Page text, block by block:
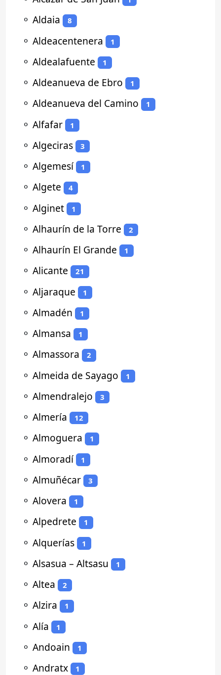
⚬ Aldaia 8
⚬ Aldeacentenera 1
⚬ Aldealafuente 1
⚬ Aldeanueva de Ebro 1
⚬ Aldeanueva del Camino 1
⚬ Alfafar 1
⚬ Algeciras 3
⚬ Algemesí 1
⚬ Algete 4
⚬ Alginet 1
⚬ Alhaurín de la Torre 2
⚬ Alhaurín El Grande 1
⚬ Alicante 21
⚬ Aljaraque 1
⚬ Almadén 1
⚬ Almansa 1
⚬ Almassora 2
⚬ Almeida de Sayago 1
⚬ Almendralejo 3
⚬ Almería 12
⚬ Almoguera 1
⚬ Almoradí 1
⚬ Almuñécar 3
⚬ Alovera 1
⚬ Alpedrete 1
⚬ Alquerías 1
⚬ Alsasua – Altsasu 1
⚬ Altea 2
⚬ Alzira 1
⚬ Alía 1
⚬ Andoain 1
⚬ Andratx 1